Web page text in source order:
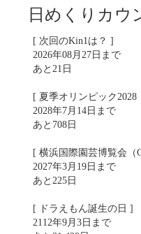
日めくりカウ
[ 次回のKin1は？ ]
2026年08月27日まで
あと21日
[ 夏季オリンピック
2028年7月14日まで
あと708日
[ 横浜国際園芸博覧会（
2027年3月19日まで
あと225日
[ ドラえもん誕生の日 ]
2112年9月3日まで